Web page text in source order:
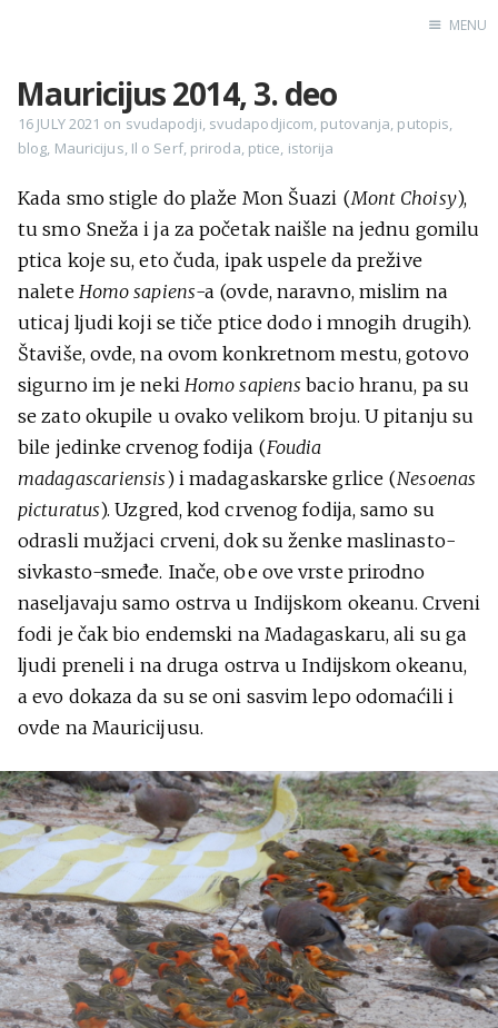
X
Pinterest
YouTube
Sadržaj
MENU
Mauricijus 2014, 3. deo
16 JULY 2021 on svudapodji, svudapodjicom, putovanja, putopis,
blog, Mauricijus, Il o Serf, priroda, ptice, istorija
Kada smo stigle do plaže Mon Šuazi (Mont Choisy),
tu smo Sneža i ja za početak naišle na jednu gomilu
ptica koje su, eto čuda, ipak uspele da prežive
nalete Homo sapiens-a (ovde, naravno, mislim na
uticaj ljudi koji se tiče ptice dodo i mnogih drugih).
Štaviše, ovde, na ovom konkretnom mestu, gotovo
sigurno im je neki Homo sapiens bacio hranu, pa su
se zato okupile u ovako velikom broju. U pitanju su
bile jedinke crvenog fodija (Foudia
madagascariensis) i madagaskarske grlice (Nesoenas
picturatus). Uzgred, kod crvenog fodija, samo su
odrasli mužjaci crveni, dok su ženke maslinasto-
sivkasto-smeđe. Inače, obe ove vrste prirodno
naseljavaju samo ostrva u Indijskom okeanu. Crveni
fodi je čak bio endemski na Madagaskaru, ali su ga
ljudi preneli i na druga ostrva u Indijskom okeanu,
a evo dokaza da su se oni sasvim lepo odomaćili i
ovde na Mauricijusu.